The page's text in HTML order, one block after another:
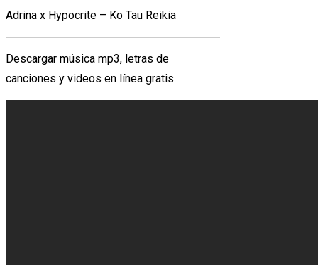
Adrina x Hypocrite – Ko Tau Reikia
Descargar música mp3, letras de
canciones y videos en línea gratis